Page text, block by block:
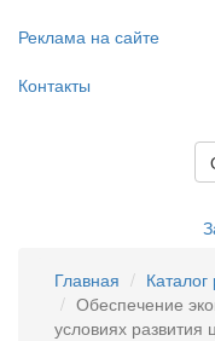
Реклама на сайте
Контакты
Главная
Каталог
Обеспечение
условиях